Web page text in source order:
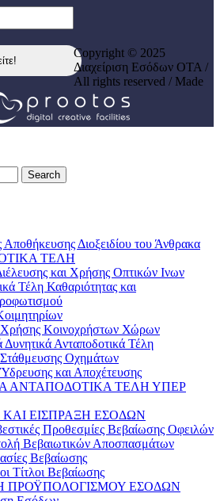
Copyright © 2025
Διαχείριση Εσόδων ΟΤΑ /
All rights reserved / Made
Search
Αποθήκευσης Διοξειδίου του Άνθρακα
ΤΕΛΗ
και Χρήσης Οπτικών Ινων
Τέλη Καθαριότητας και
Κοινοχρήστων Χώρων
Δυνητικά Ανταποδοτικά Τέλη
Οχημάτων
και Αποχέτευσης
ΑΝΤΑΠΟΔΟΤΙΚΑ ΤΕΛΗ ΥΠΕΡ
ΕΙΣΠΡΑΞΗ ΕΣΟΔΩΝ
Προθεσμίες Βεβαίωσης Οφειλών
Βεβαιωτικών Αποσπασμάτων
Βεβαίωσης
Τίτλοι Βεβαίωσης
ΠΡΟΫΠΟΛΟΓΙΣΜΟΥ ΕΣΟΔΩΝ